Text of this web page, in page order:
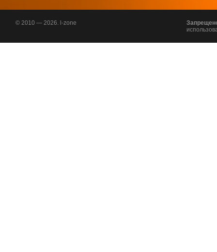
© 2010 — 2026. l-zone